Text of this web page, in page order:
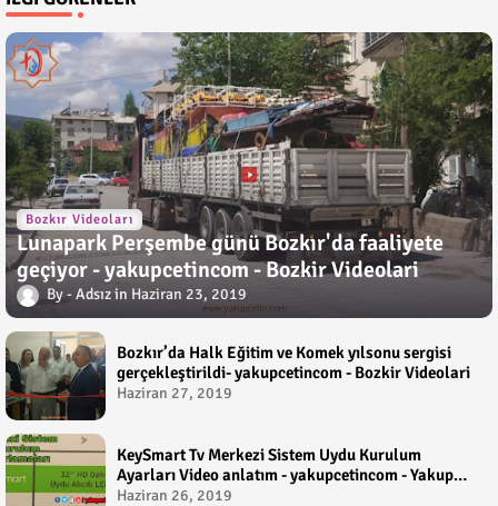
Bozkır Videoları
Lunapark Perşembe günü Bozkır'da faaliyete
geçiyor - yakupcetincom - Bozkir Videolari
Adsız Haziran 23, 2019
Bozkır’da Halk Eğitim ve Komek yılsonu sergisi
gerçekleştirildi- yakupcetincom - Bozkir Videolari
Haziran 27, 2019
KeySmart Tv Merkezi Sistem Uydu Kurulum
Ayarları Video anlatım - yakupcetincom - Yakup
Çetin
Haziran 26, 2019